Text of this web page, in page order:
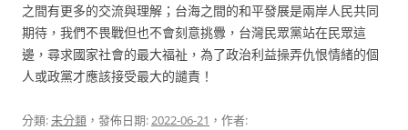
之間有更多的交流與理解；台海之間的和平發展是兩岸人民共同
期待，我們不畏戰但也不會刻意挑釁，台灣民眾黨站在民眾這
邊，尋求國家社會的最大福祉，為了政治利益操弄仇恨情緒的個
人或政黨才應該接受最大的譴責！
分類:未分類 ，發佈日期:2022-06-21 ，作者: